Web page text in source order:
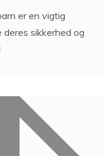
er en vigtig
deres sikkerhed og